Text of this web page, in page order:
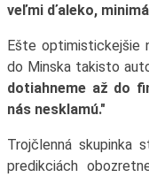
veľmi ďaleko,
Ešte optimistickejšie
do Minska takisto
dotiahneme až do
nás nesklamú."
Trojčlenná skupinka
predikciách